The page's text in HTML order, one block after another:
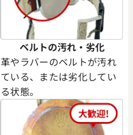
ウブロ キングパワー ウニコ
ク 701.CI.1123.GR
ベルトの汚れ・劣化
革やラバーのベルトが汚れ
ている、または劣化してい
る状態。